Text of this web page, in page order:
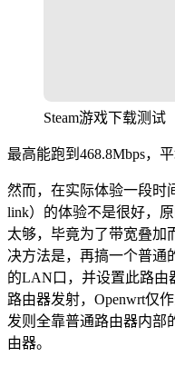
Steam游戏下载测试
最高能跑到468.8Mbps，
然而，在实际体验一段时
link）的体验不是很好，
太够，毕竟为了带宽叠加
决方法是，再搞一个普通
的LAN口，并设置此路由
路由器发射，Openwrt仅
发则全靠普通路由器内部
由器。